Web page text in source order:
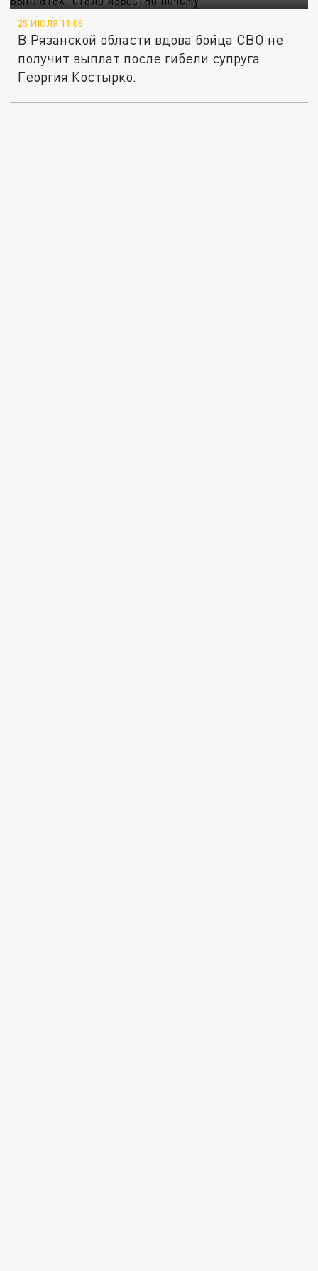
25 ИЮЛЯ 11:06
В Рязанской области вдова бойца СВО не
получит выплат после гибели супруга
Георгия Костырко.